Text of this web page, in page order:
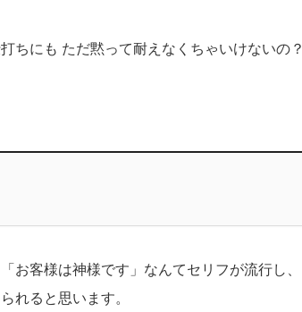
ちにも ただ黙って耐えなくちゃいけないの？
お客様は神様です」なんてセリフが流行し、
れると思います。